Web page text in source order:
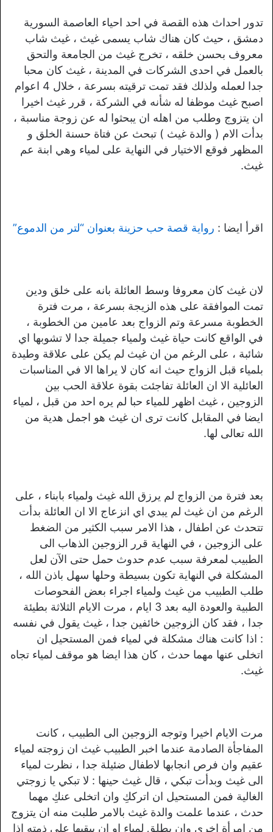
تدور احداث هذه القصة في احد احياء العاصمة السورية
دمشق ، حيث كان هناك شاب يسمى غيث ، غيث شاب
معروف بحسن خلقه ، تخرج غيث من الجامعة والتحق
بالعمل في احدى الشركات في المدينة ، غيث كان محبا
جدا لعمله ولذلك فقد تمت ترقيته بسرعة ، خلال 4 اعوام
اصبح غيث موظفا له شأنه في الشركة ، قرر غيث اخيرا
ان يتزوج وطلب من اهله ان يبحثوا له عن زوجة مناسبة ،
بدأت الام ( والدة غيث ) تبحث عن فتاة حسنة الخلق و
المظهر فوقع الاختيار في النهاية على لمياء وهي ابنة عم
غيث.
اقرأ ايضا : رواية قصة حب حزينة بعنوان “لتر من الدموع”
لان غيث كان معروفا وسط العائلة بانه على خلق ودين
تمت الموافقة على هذه الزيجة بسرعة ، مرت فترة
الخطوبة مسرعة وتم الزواج بعد عامين من الخطوبة ،
في الواقع كانت حياة غيث ولمياء جميلة جدا لا تشوبها اي
شائبة ، على الرغم من ان غيث لم يكن على علاقة وطيدة
بلمياء قبل الزواج حيث انه كان لا يراها الا في المناسبات
العائلية الا ان العائلة تفاجئت بقوة علاقة الحب بين
الزوجين ، غيث اظهر للمياء حبا لم يره احد من قبل ، لمياء
ايضا في المقابل كانت ترى ان غيث هو اجمل هدية من
الله تعالى لها.
بعد فترة من الزواج لم يرزق الله غيث ولمياء بابناء ، على
الرغم من ان غيث لم يبدي اي انزعاج الا ان العائلة بدأت
تتحدث عن اطفال ، هذا الامر سبب الكثير من الضغط
على الزوجين ، في النهاية قرر الزوجين الذهاب الى
الطبيب لمعرفة سبب عدم حدوث حمل حتى الآن لعل
المشكلة في النهاية تكون بسيطة وحلها سهل باذن الله ،
طلب الطبيب من غيث ولمياء اجراء بعض الفحوصات
الطبية والعودة اليه بعد 3 ايام ، مرت الايام الثلاثة بطيئة
جدا ، فقد كان الزوجين خائفين جدا ، غيث يقول في نفسه
: اذا كانت هناك مشكلة في لمياء فمن المستحيل ان
اتخلى عنها مهما حدث ، كان هذا ايضا هو موقف لمياء تجاه
غيث.
مرت الايام اخيرا وتوجه الزوجين الى الطبيب ، كانت
المفاجأة الصادمة عندما اخبر الطبيب غيث ان زوجته لمياء
عقيم وان فرص انجابها لاطفال ضئيلة جدا ، نظرت لمياء
الى غيث وبدأت تبكي ، قال غيث حينها : لا تبكي يا زوجتي
الغالية فمن المستحيل ان اترككِ وان اتخلى عنكِ مهما
حدث ، عندما علمت والدة غيث بالامر طلبت منه ان يتزوج
من امرأة اخرى وان يطلق لمياء او ان يبقيها على ذمته اذا